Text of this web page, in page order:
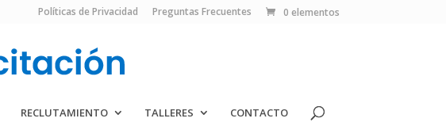
Políticas de Privacidad Preguntas Frecuentes 0 elementos
RECLUTAMIENTO TALLERES CONTACTO